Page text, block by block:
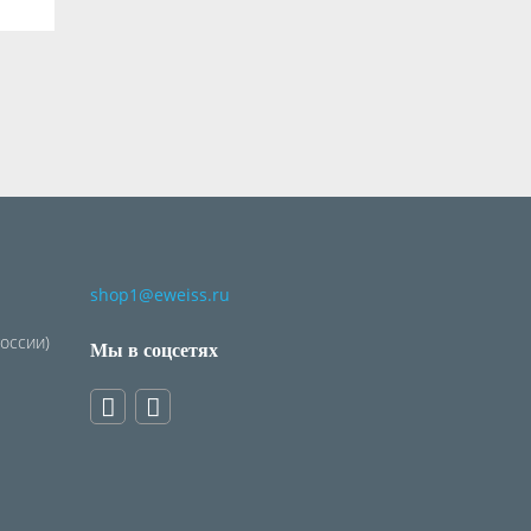
shop1@eweiss.ru
Мы в соцсетях